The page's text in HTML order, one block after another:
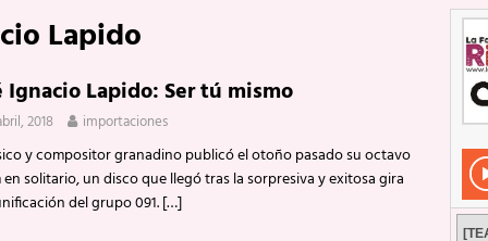
que van a escucharte te saludan
certificados
ENTREVISTAS
2 de mayo de 2026 en Fuengirola
Su ‘aullido’ retumbó ferozmente en Fuengirola.
REPORTAJES
La historia de Nintendo Vol. 2
Lapido
Ignacio Lapido: Ser tú mismo
2018 importaciones
y compositor granadino publicó el otoño pasado su octavo
solitario, un disco que llegó tras la sorpresiva y exitosa gira
del grupo 091.[…]